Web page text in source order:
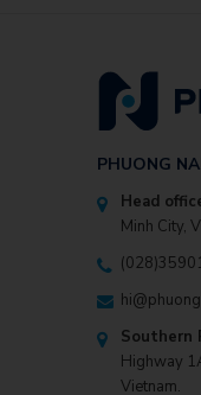
PHUONG
Head
Minh City,
Southern
Highway
Vietnam.